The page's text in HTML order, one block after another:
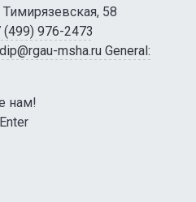
58
(499) 976-2473
msha.ru General:
нам!